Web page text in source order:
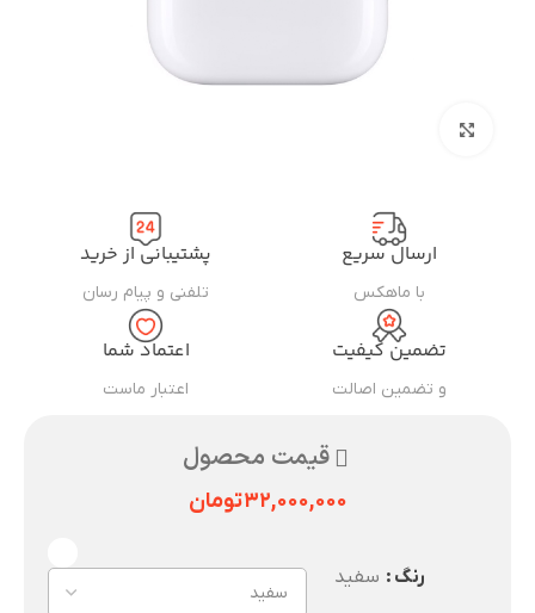
ارسال سریع
با ماهکس
پشتیبانی از خرید
تلفنی و پیام رسان
تضمین کیفیت
و تضمین اصالت
اعتماد شما
اعتبار ماست
قیمت محصول
۳۲,۰۰۰,۰۰۰تومان
رنگ سفید